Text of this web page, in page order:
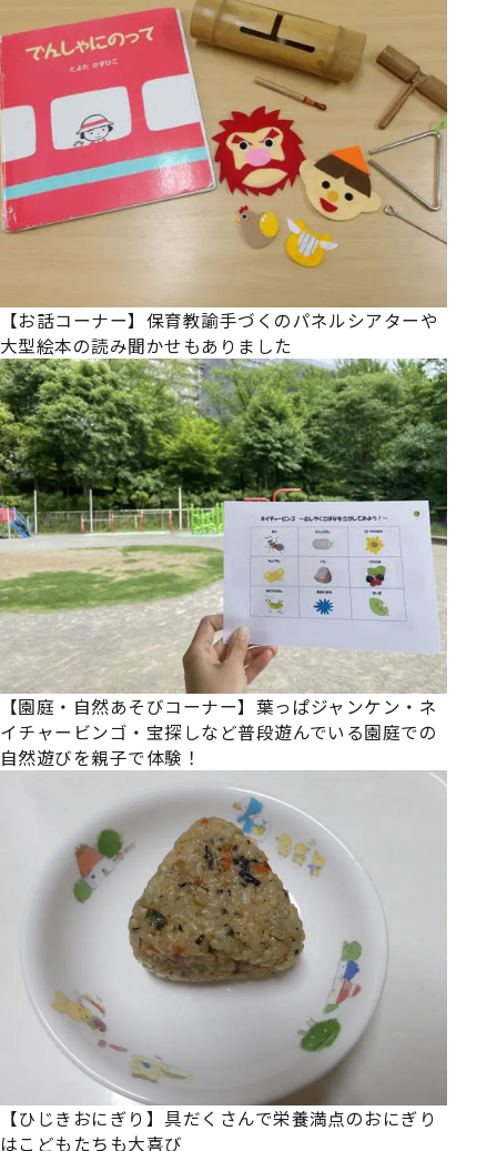
【お話コーナー】保育教諭手づくのパネルシアターや
大型絵本の読み聞かせもありました
【園庭・自然あそびコーナー】葉っぱジャンケン・ネ
イチャービンゴ・宝探しなど普段遊んでいる園庭での
自然遊びを親子で体験！
【ひじきおにぎり】具だくさんで栄養満点のおにぎり
はこどもたちも大喜び